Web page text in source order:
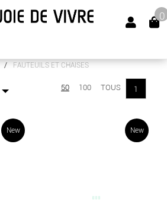
0
/ FAUTEUILS ET CHAISES
50 100 TOUS 1
New New